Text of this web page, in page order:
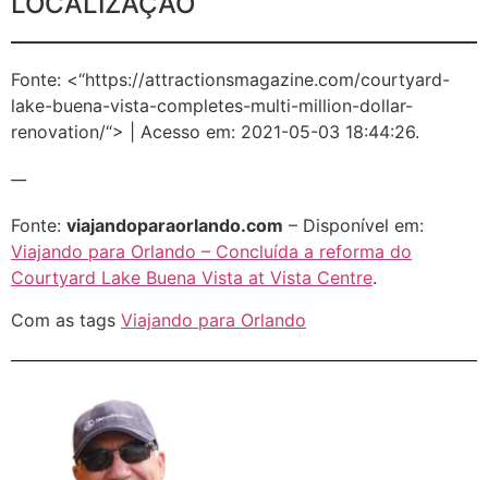
Fonte: <“https://attractionsmagazine.com/courtyard-
lake-buena-vista-completes-multi-million-dollar-
renovation/“> | Acesso em: 2021-05-03 18:44:26.
Fonte: viajandoparaorlando.com – Disponível em:
Viajando para Orlando – Concluída a reforma do
Courtyard Lake Buena Vista at Vista Centre.
Com as tags Viajando para Orlando